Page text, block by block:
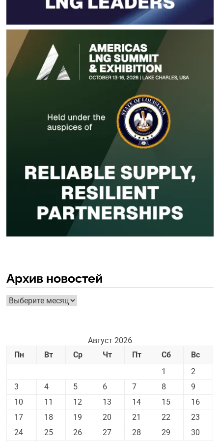
Архив новостей
Архив
новостей
Август 2026
Пн
Вт Ср Чт Пт Сб
Вс
1
2
3
4 5 6 7 8
9
10
11 12 13 14 15
16
17
18 19 20 21 22
23
24
25 26 27 28 29
30